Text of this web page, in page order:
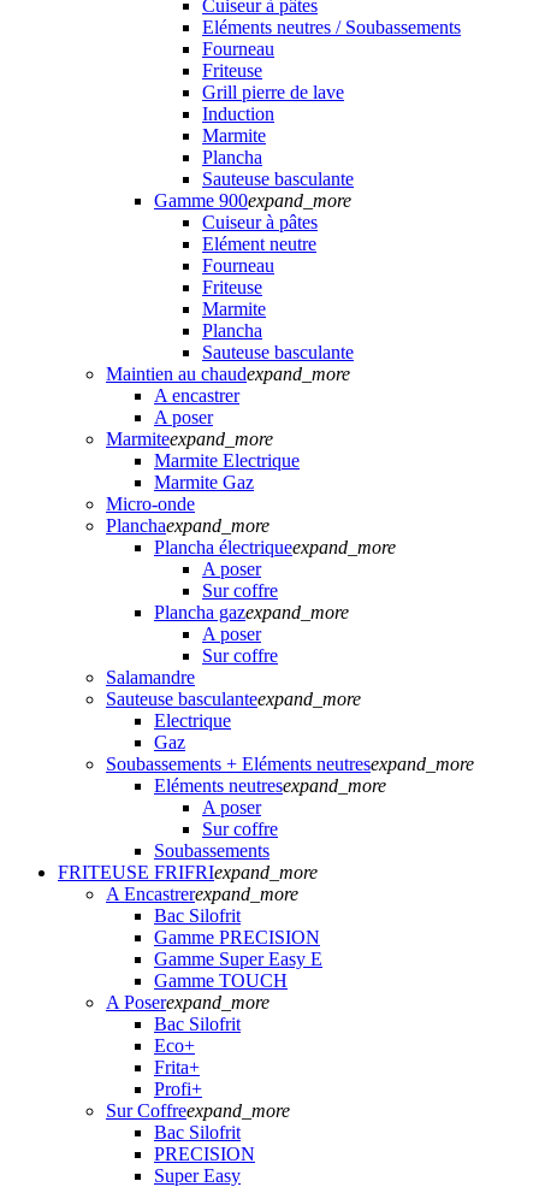
Cuiseur à pâtes
Eléments neutres / Soubassements
Fourneau
Friteuse
Grill pierre de lave
Induction
Marmite
Plancha
Sauteuse basculante
Gamme 900expand_more
Cuiseur à pâtes
Elément neutre
Fourneau
Friteuse
Marmite
Plancha
Sauteuse basculante
Maintien au chaudexpand_more
A encastrer
A poser
Marmiteexpand_more
Marmite Electrique
Marmite Gaz
Micro-onde
Planchaexpand_more
Plancha électriqueexpand_more
A poser
Sur coffre
Plancha gazexpand_more
A poser
Sur coffre
Salamandre
Sauteuse basculanteexpand_more
Electrique
Gaz
Soubassements + Eléments neutresexpand_more
Eléments neutresexpand_more
A poser
Sur coffre
Soubassements
FRITEUSE FRIFRIexpand_more
A Encastrerexpand_more
Bac Silofrit
Gamme PRECISION
Gamme Super Easy E
Gamme TOUCH
A Poserexpand_more
Bac Silofrit
Eco+
Frita+
Profi+
Sur Coffreexpand_more
Bac Silofrit
PRECISION
Super Easy